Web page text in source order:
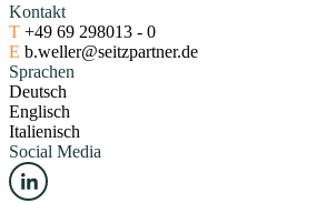
Kontakt
T +49 69 298013 - 0
E b.weller@seitzpartner.de
Sprachen
Deutsch
Englisch
Italienisch
Social Media